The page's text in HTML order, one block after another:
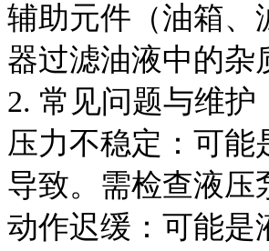
辅助元件（油箱、
器过滤油液中的杂
2. 常见问题与维护
压力不稳定：可
导致。需检查液压
动作迟缓：可能是